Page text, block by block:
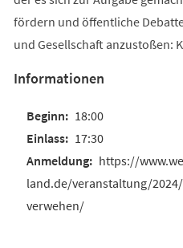
fördern und öffentliche
und Gesellschaft anzustoßen:
Informationen
18:00
17:30
https://
land.de/veranstaltung/
verwehen/